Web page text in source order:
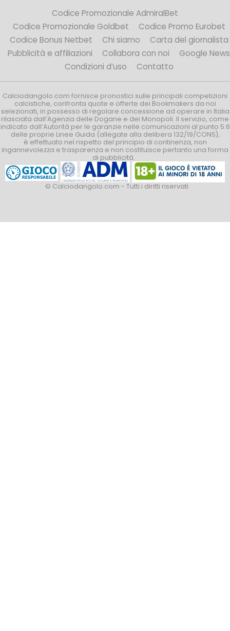
Codice Promozionale AdmiralBet
Codice Promozionale Goldbet
Codice Promo Eurobet
Codice Bonus Netbet
Chi siamo
Carta del giornalista
Pubblicità e affiliazioni
Collabora con noi
Google News
Condizioni d’uso
Contatto
Calciodangolo.com fornisce pronostici sulle principali competizioni
calcistiche, confronta quote e offerte dei Bookmakers da noi
selezionati, in possesso di regolare concessione ad operare in Italia
rilasciata dall’Agenzia delle Dogane e dei Monopoli. Il servizio, come
indicato dall’Autorità per le garanzie nelle comunicazioni al punto 5.6
delle proprie Linee Guida (allegate alla delibera 132/19/CONS),
è effettuato nel rispetto del principio di continenza, non
ingannevolezza e trasparenza e non costituisce pertanto una forma
di pubblicità.
© Calciodangolo.com - Tutti i diritti riservati